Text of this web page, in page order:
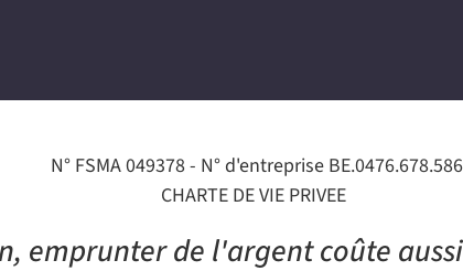
N° FSMA 049378
N° d'entreprise BE.0476.678.586
CHARTE DE VIE PRIVEE
emprunter de l'argent coûte